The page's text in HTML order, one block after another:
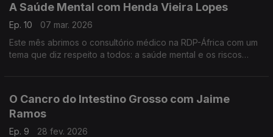
A Saúde Mental com Henda Vieira Lopes
Ep. 10
07 mar. 2026
Este mês abrimos o consultório médico na RDP-África com um
tema que diz respeito a todos: a saúde mental e os riscos
O Cancro do Intestino Grosso com Jaime
Ramos
Ep. 9
28 fev. 2026